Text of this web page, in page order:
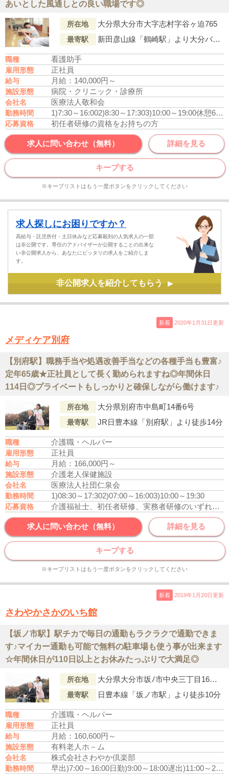
あいとした風通しとの良い職場です◎
所在地 大分県大分市大字志村字谷ヶ迫765
最寄駅 新田彦山線「鶴崎駅」より大分バス『城原』行「庄境」下車徒歩4分
職種 看護助手
雇用形態 正社員
給与 月給：140,000円～
施設形態 病院・クリニック・診療所
会社名 医療法人敬和会
勤務時間 1)7:30～16:002)8:30～17:303)10:00～19:00休憩60分
応募資格 初任者研修の資格をお持ちの方
求人に問い合わせ（無料） 詳細を見る
キープする
※キープリストはもう一度ボタンをクリックしてください
求人探しにお困りですか？
高給与・託児所付・土日休みなど応募殺到の人気求人の一部
は非公開です。専任のアドバイザーが公開することの出来な
い非公開求人から、あなたにピッタリの求人をご紹介しま
す。
非公開求人を紹介してもらう ▶
新着 2020年1月31日更新
メディケア別府
【別府駅】職務手当や処遇改善手当などの各種手当も豊富♪
定年65歳★正社員として長く勤められますね◎年間休日
114日◎プライベートもしっかりと確保しながら働けます♪
所在地 大分県別府市中島町14番6号
最寄駅 JR日豊本線「別府駅」より徒歩14分
職種 介護職・ヘルパー
雇用形態 正社員
給与 月給：166,000円～
施設形態 介護老人保健施設
会社名 医療法人社団仁泉会
勤務時間 1)08:30～17:302)07:00～16:003)10:00～19:30
応募資格 介護福祉士、初任者研修、実務者研修のいずれかの資格をお持ちの方
求人に問い合わせ（無料） 詳細を見る
キープする
※キープリストはもう一度ボタンをクリックしてください
新着 2019年1月20日更新
さわやかさかのいち館
【坂ノ市駅】駅チカで毎日の通勤もラクラクで通勤できま
す♪マイカー通勤も可能で無料の駐車場も使う事が出来ます
☆年間休日が110日以上とお休みたっぷりで大満足◎
所在地 大分県大分市坂ﾉ市中央三丁目16番22号
最寄駅 日豊本線「坂ノ市駅」より徒歩10分
職種 介護職・ヘルパー
雇用形態 正社員
給与 月給：160,600円～
施設形態 有料老人ホ－ム
会社名 株式会社さわやか倶楽部
勤務時間 早出)7:00～16:00日勤)9:00～18:00遅出)11:00～20:00